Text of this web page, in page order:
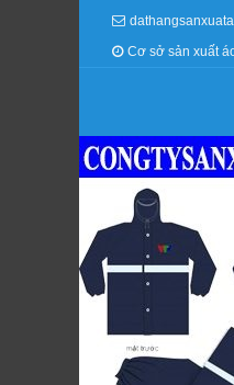
Cơ sở sản xuất